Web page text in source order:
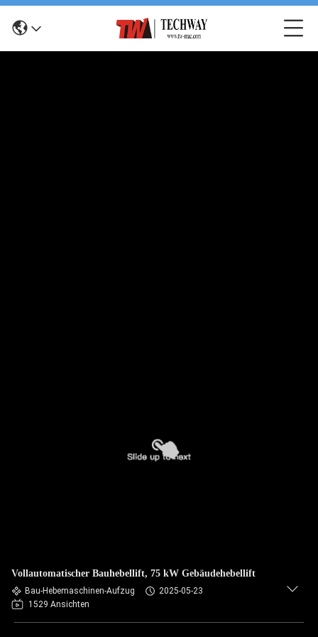
Vollautomatischer Bauhebellift, 75 kW Gebäudehebellift
Bau-Hebemaschinen-Aufzug
2025-05-23
1529 Ansichten